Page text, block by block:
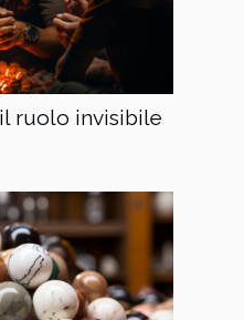
ruolo invisibile